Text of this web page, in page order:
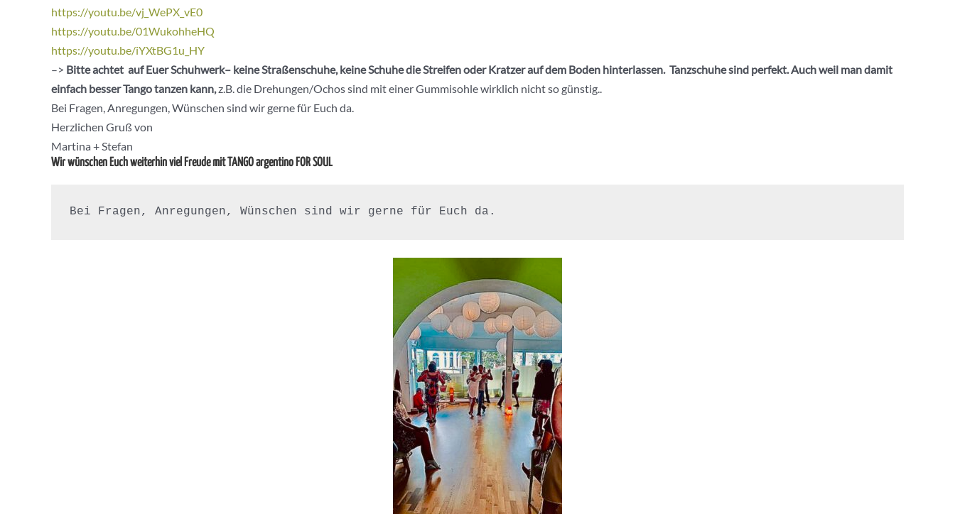
https://youtu.be/vj_WePX_vE0
https://youtu.be/01WukohheHQ
https://youtu.be/iYXtBG1u_HY
–> Bitte achtet auf Euer Schuhwerk– keine Straßenschuhe, keine Schuhe die Streifen oder Kratzer auf dem Boden hinterlassen. Tanzschuhe sind perfekt. Auch weil man damit
einfach besser Tango tanzen kann,z.B. die Drehungen/Ochos sind mit einer Gummisohle wirklich nicht so günstig..
Bei Fragen, Anregungen, Wünschen sind wir gerne für Euch da.
Herzlichen Gruß von
Martina + Stefan
Wir wünschen Euch weiterhin viel Freude mit TANGO argentino FOR SOUL
Bei Fragen, Anregungen, Wünschen sind wir gerne für Euch da.